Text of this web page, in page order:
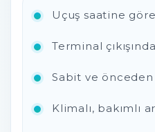
Uçuş saatine
Terminal
Sabit ve
Klimalı, bakımlı